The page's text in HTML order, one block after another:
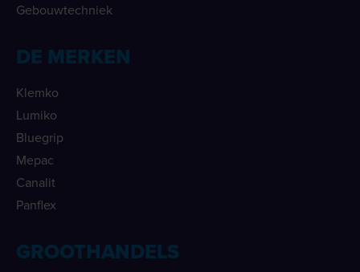
Gebouwtechniek
DE MERKEN
Klemko
Lumiko
Bluegrip
Mepac
Canalit
Panflex
GROOTHANDELS